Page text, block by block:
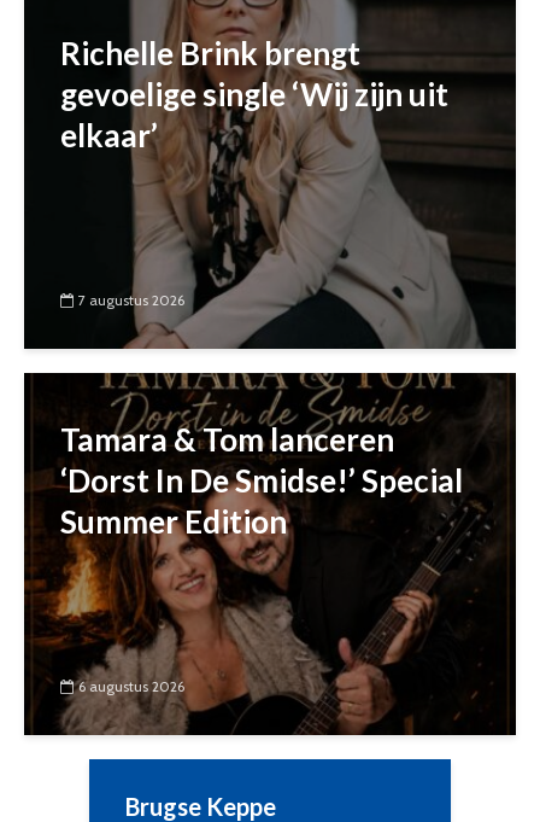
Richelle Brink brengt
gevoelige single ‘Wij zijn uit
elkaar’
7 augustus 2026
Tamara & Tom lanceren
‘Dorst In De Smidse!’ Special
Summer Edition
6 augustus 2026
Brugse Keppe